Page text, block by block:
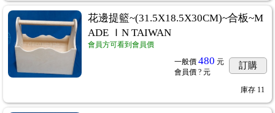
花邊提籃~(31.5X18.5X30CM)~合板~M
ADE ＩN TAIWAN
會員方可看到會員價
一般價 480 元
會員價 ? 元
訂購
庫存 11